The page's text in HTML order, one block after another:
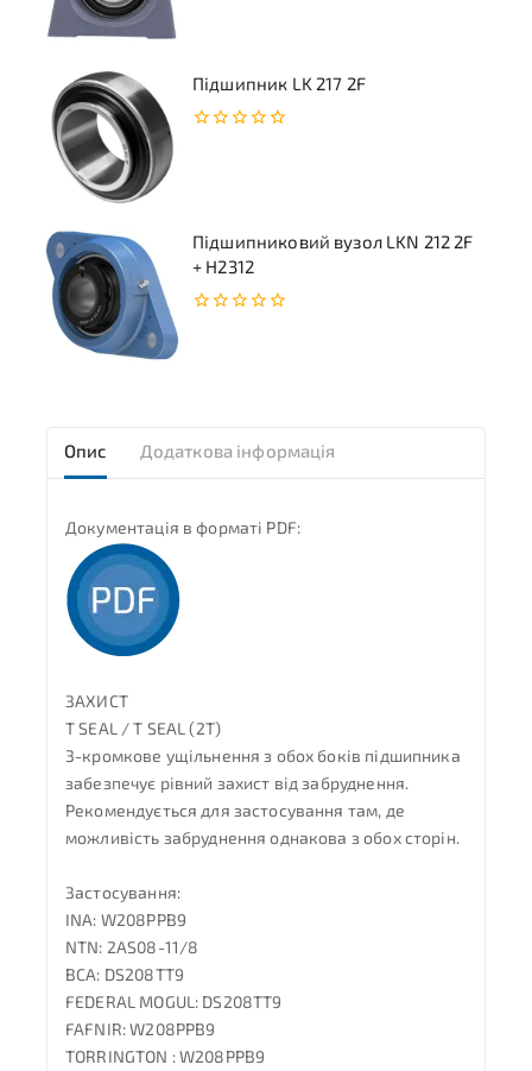
Підшипник LK 217 2F
Підшипниковий вузол LKN 212 2F
+ H2312
Опис Додаткова інформація
Документація в форматі PDF:
ЗАХИСТ
T SEAL / T SEAL (2T)
3-кромкове ущільнення з обох боків підшипника
забезпечує рівний захист від забруднення.
Рекомендується для застосування там, де
можливість забруднення однакова з обох сторін.
Застосування:
INA: W208PPB9
NTN: 2AS08-11/8
BCA: DS208TT9
FEDERAL MOGUL: DS208TT9
FAFNIR: W208PPB9
TORRINGTON : W208PPB9